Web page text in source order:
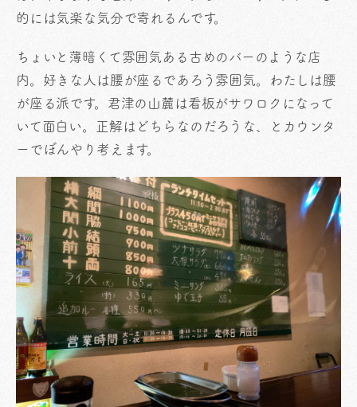
的には気楽な気分で寄れるんです。
ちょいと薄暗くて雰囲気ある古めのバーのような店
内。好きな人は腰が座るであろう雰囲気。わたしは腰
が座る派です。君津の山麓は看板がサワロクになって
いて面白い。正解はどちらなのだろうな、とカウンタ
ーでぼんやり考えます。